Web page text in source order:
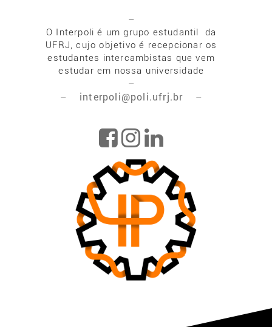
–
O Interpoli é um grupo estudantil da
UFRJ, cujo objetivo é recepcionar os
estudantes intercambistas que vem
estudar em nossa universidade
–
– interpoli@poli.ufrj.br –